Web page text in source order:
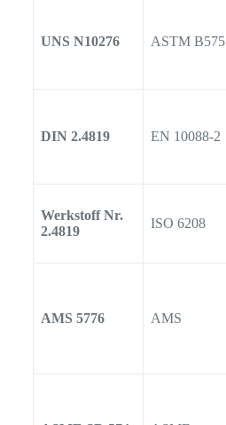
UNS N10276 ASTM B575
DIN 2.4819 EN 10088-2
Werkstoff Nr.
2.4819
ISO 6208
AMS 5776 AMS